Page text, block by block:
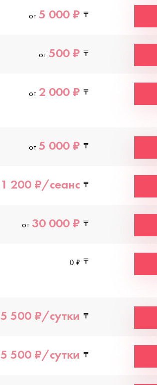
от 5 000 ₽
от 500 ₽
от 2 000 ₽
от 5 000 ₽
1 200 ₽/сеанс
от 30 000 ₽
0 ₽
5 500 ₽/сутки
5 500 ₽/сутки